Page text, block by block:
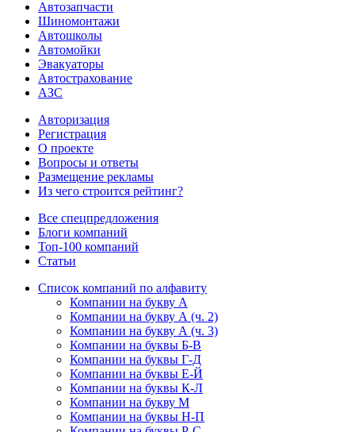
Автозапчасти
Шиномонтажи
Автошколы
Автомойки
Эвакуаторы
Автострахование
АЗС
Авторизация
Регистрация
О проекте
Вопросы и ответы
Размещение рекламы
Из чего строится рейтинг?
Все спецпредложения
Блоги компаний
Топ-100 компаний
Статьи
Список компаний по алфавиту
Компании на букву А
Компании на букву А (ч. 2)
Компании на букву А (ч. 3)
Компании на буквы Б-В
Компании на буквы Г-Д
Компании на буквы Е-Й
Компании на буквы К-Л
Компании на букву М
Компании на буквы Н-П